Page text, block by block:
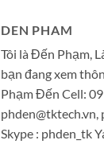
DEN PHAM
Tôi là Đến Phạm,
bạn đang xem
Phạm Đến Cell:
phden@tktech.vn,
Skype : phden_tk